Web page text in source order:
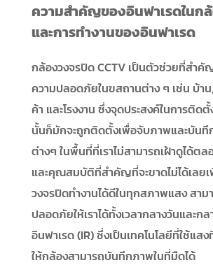
ความสำคัญของอินฟาเรดในก
และการทำงานของอินฟาเรด
กล้องวงจรปิด CCTV เป็นตัวช่วยที่สำคั
ความปลอดภัยในฃสถานต่าง ๆ เช่น บ้า
ค้า และโรงงาน ซึ่งจุดประสงค์ในการติด
นั้นก็มักจะถูกติดตั้งเพื่อจับภาพและบัน
ต่างๆ ในพื้นที่ที่เราไม่สามารถเฝ้าดูได้ตล
และคุณสมบัติที่สำคัญที่จะขาดไม่ได้เลย
วงจรปิดทำงานได้ดีในทุกสภาพแสง สาม
ปลอดภัยให้เราได้ทั้งเวลากลางวันและก
อินฟาเรด (IR) ซึ่งเป็นเทคโนโลยีที่ใช้แส
ให้กล้องสามารถบันทึกภาพในที่มืดได้